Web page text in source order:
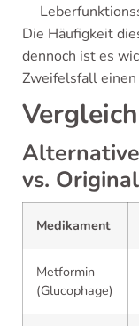
Die Häufigkeit
dennoch ist es
Zweifelsfall
vs.
Medikament
Metformin
(Glucophage)